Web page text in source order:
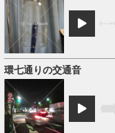
環七通りの交通音